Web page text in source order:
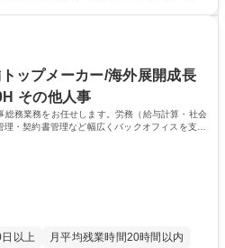
マーサ
ートワークで対応
クション等新しいことに意欲がある方
用い英語でコミュニケーションをとる
くても問題はありませんが、英語が話
す。※日本語がネイティブレベル必須
短大 専修学校 高校 語学力： 資格：
ップメーカー/海外展開成長
その他人事
総務業務をお任せします。労務（給与計算・社会
・契約書管理など幅広くバックオフィスを支え
以上 月平均残業時間20時間以内